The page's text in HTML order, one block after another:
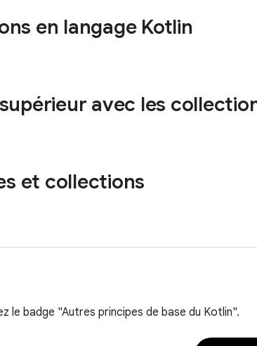
en langage Kotlin
avec les
et collections
le badge "Autres principes de base du Kotlin".